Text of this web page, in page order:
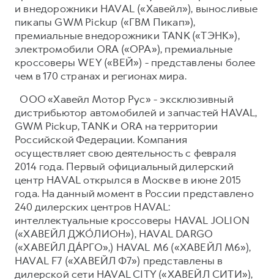
и внедорожники HAVAL («Хавейл»), выносливые
пикапы GWM Pickup («ГВМ Пикап»),
премиальные внедорожники TANK («ТЭНК»),
электромобили ORA («ОРА»), премиальные
кроссоверы WEY («ВЕЙ») - представлены более
чем в 170 странах и регионах мира.
ООО «Хавейл Мотор Рус» - эксклюзивный
дистрибьютор автомобилей и запчастей HAVAL,
GWM Pickup, TANK и ORA на территории
Российской Федерации. Компания
осуществляет свою деятельность с февраля
2014 года. Первый официальный дилерский
центр HAVAL открылся в Москве в июне 2015
года. На данный момент в России представлено
240 дилерских центров HAVAL:
интеллектуальные кроссоверы HAVAL JOLION
(«ХАВЕЙЛ ДЖО́ЛИОН»), HAVAL DARGO
(«ХАВЕЙЛ ДА́РГО»,) HAVAL М6 («ХАВЕЙЛ M6»),
HAVAL F7 («ХАВЕЙЛ Ф7») представлены в
дилерской сети HAVAL CITY («ХАВЕЙЛ СИТИ»),